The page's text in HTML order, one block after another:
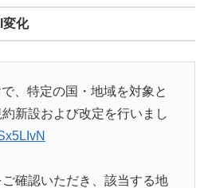
変化
、特定の国・地域を対象と
新設および改定を行いまし
確認いただき、該当する地